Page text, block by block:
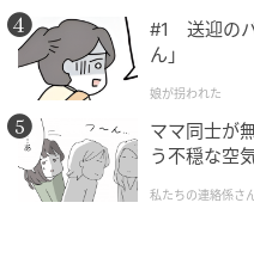
#1 送迎の
ん」
娘が拐われた
ママ同士が
う不穏な空
私たちの連絡係さ